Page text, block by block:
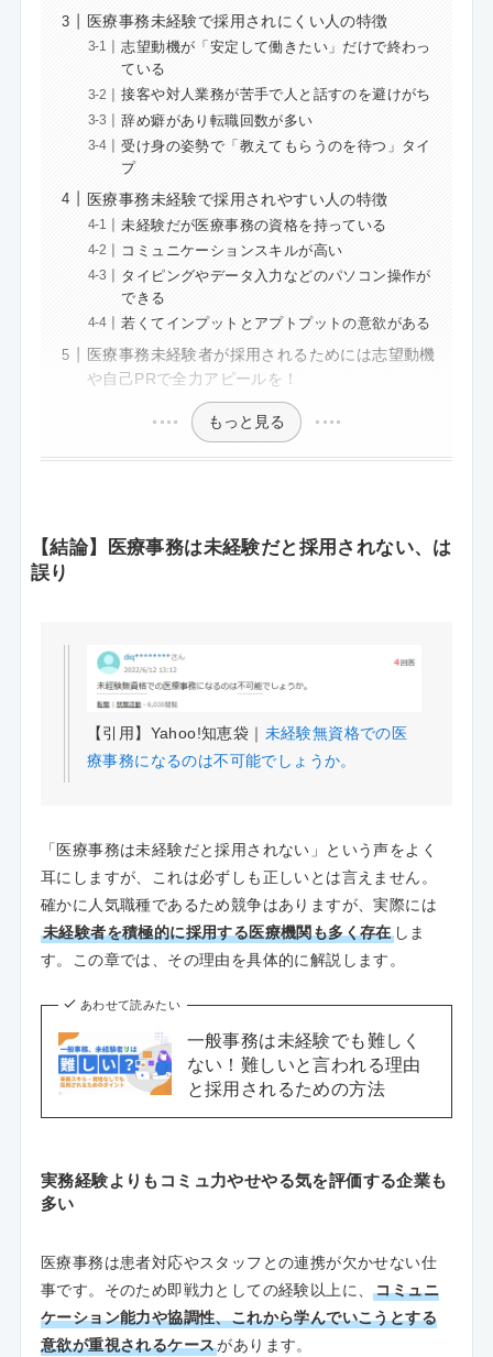
医療事務未経験で採用されにくい人の特徴
志望動機が「安定して働きたい」だけで終わっ
ている
接客や対人業務が苦手で人と話すのを避けがち
辞め癖があり転職回数が多い
受け身の姿勢で「教えてもらうのを待つ」タイ
プ
医療事務未経験で採用されやすい人の特徴
未経験だが医療事務の資格を持っている
コミュニケーションスキルが高い
タイピングやデータ入力などのパソコン操作が
できる
若くてインプットとアプトプットの意欲がある
医療事務未経験者が採用されるためには志望動機
や自己PRで全力アピールを！
もっと見る
【結論】医療事務は未経験だと採用されない、は
誤り
【引用】Yahoo!知恵袋｜ 未経験無資格での医
療事務になるのは不可能でしょうか。
「医療事務は未経験だと採用されない」という声をよく
耳にしますが、これは必ずしも正しいとは言えません。
確かに人気職種であるため競争はありますが、実際には
未経験者を積極的に採用する医療機関も多く存在しま
す。この章では、その理由を具体的に解説します。
あわせて読みたい
一般事務は未経験でも難しく
ない！難しいと言われる理由
と採用されるための方法
実務経験よりもコミュ力やせやる気を評価する企業も
多い
医療事務は患者対応やスタッフとの連携が欠かせない仕
事です。そのため即戦力としての経験以上に、コミュニ
ケーション能力や協調性、これから学んでいこうとする
意欲が重視されるケースがあります。